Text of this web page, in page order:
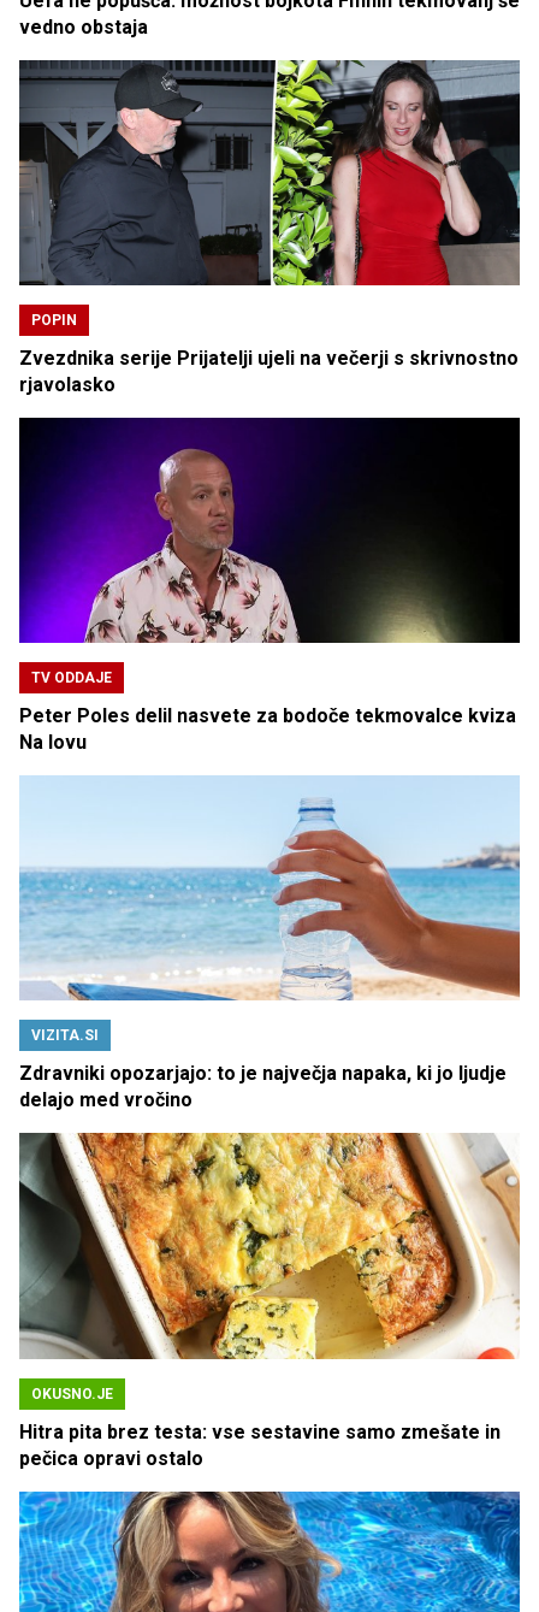
vedno obstaja
POPIN
Zvezdnika serije Prijatelji ujeli na večerji s skrivnostno
rjavolasko
TV ODDAJE
Peter Poles delil nasvete za bodoče tekmovalce kviza
Na lovu
VIZITA.SI
Zdravniki opozarjajo: to je največja napaka, ki jo ljudje
delajo med vročino
OKUSNO.JE
Hitra pita brez testa: vse sestavine samo zmešate in
pečica opravi ostalo